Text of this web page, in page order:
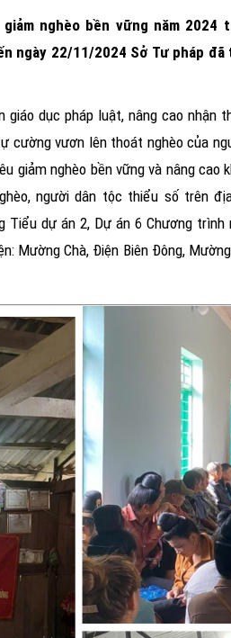
nghèo bền vững năm 2024
ngày 22/11/2024 Sở Tư pháp
dục pháp luật, nâng cao
cường vươn lên thoát nghèo của
giảm nghèo bền vững và nâng
người dân tộc thiểu số trên
dự án 2, Dự án 6 Chương
Mường Chà, Điện Biên Đông,